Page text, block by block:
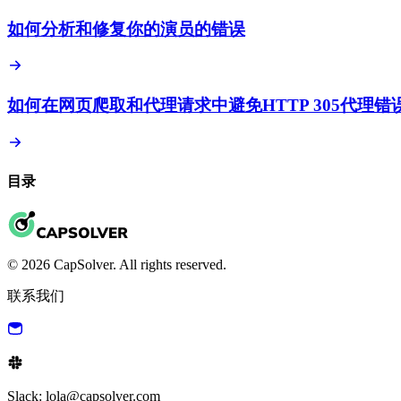
如何分析和修复你的演员的错误
如何在网页爬取和代理请求中避免HTTP 305代理错
目录
© 2026 CapSolver. All rights reserved.
联系我们
Slack: lola@capsolver.com